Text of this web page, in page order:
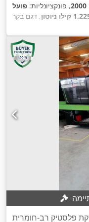
2000, פונקציונליות: פועל
קילו ניוטון
פלסטיק רב-חומרית